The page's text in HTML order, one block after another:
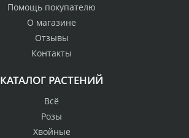
Помощь покупателю
О магазине
Отзывы
Контакты
КАТАЛОГ РАСТЕНИЙ
Всё
Розы
Хвойные